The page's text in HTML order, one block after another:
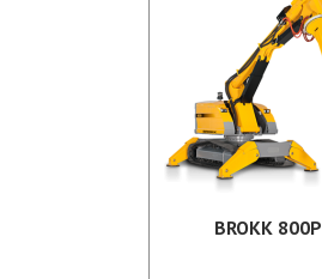
BROKK 800P